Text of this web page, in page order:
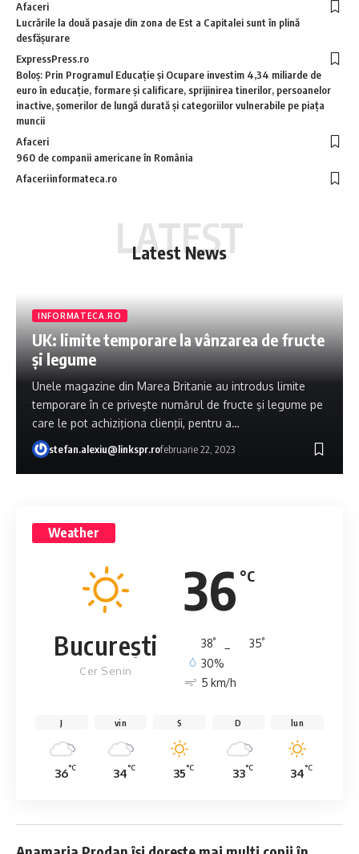
Afaceri
Lucrările la două pasaje din zona de Est a Capitalei sunt în plină
desfășurare
ExpressPress.ro
Boloş: Prin Programul Educaţie şi Ocupare investim 4,34 miliarde de
euro în educaţie, formare şi calificare, sprijinirea tinerilor, persoanelor
inactive, şomerilor de lungă durată şi categoriilor vulnerabile pe piaţa
muncii
Afaceri
960 de companii americane în România
Afaceriinformateca.ro
Latest News
LATEST
INFORMATECA.RO
UK: limite temporare la vânzarea de fructe
și legume
Unele magazine din Marea Britanie au introdus limite
temporare în ce priveşte numărul de fructe şi legume pe
care le pot achiziţiona clienţii, pentru a…
stefan.alexiu@linkspr.rofebruarie 22, 2023
Weather
36 °C
București
Cer Senin
38° 35°
30%
5 km/h
J
36°C
vin
34°C
S
35°C
D
33°C
lun
34°C